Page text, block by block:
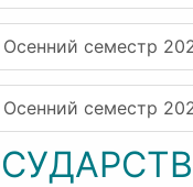
Осенний семестр
Осенний семестр